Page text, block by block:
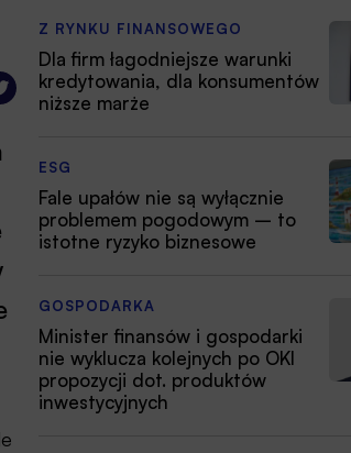
Z RYNKU FINANSOWEGO
Dla firm łagodniejsze warunki
kredytowania, dla konsumentów
niższe marże
ESG
Fale upałów nie są wyłącznie
problemem pogodowym – to
istotne ryzyko biznesowe
GOSPODARKA
Minister finansów i gospodarki
nie wyklucza kolejnych po OKI
propozycji dot. produktów
inwestycyjnych